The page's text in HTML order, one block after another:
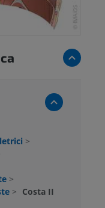
>
>
> Costa II